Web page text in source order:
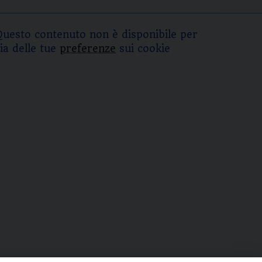
contenuto non è disponibile per
delle tue preferenze sui cookie